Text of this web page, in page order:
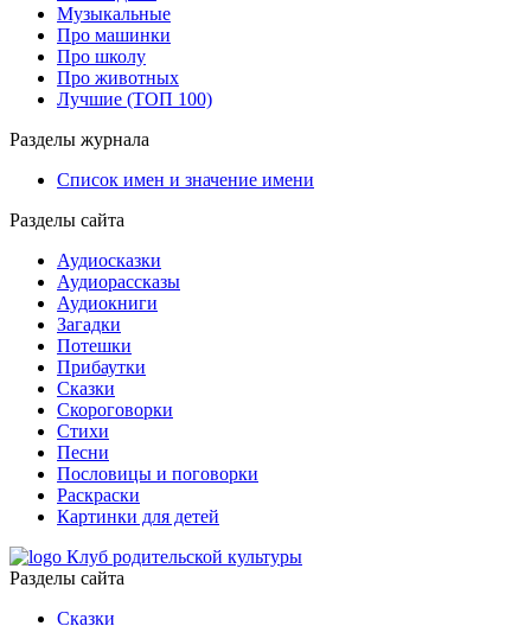
Музыкальные
Про машинки
Про школу
Про животных
Лучшие (ТОП 100)
Разделы журнала
Список имен и значение имени
Разделы сайта
Аудиосказки
Аудиорассказы
Аудиокниги
Загадки
Потешки
Прибаутки
Сказки
Скороговорки
Стихи
Песни
Пословицы и поговорки
Раскраски
Картинки для детей
Клуб родительской культуры
Разделы сайта
Сказки